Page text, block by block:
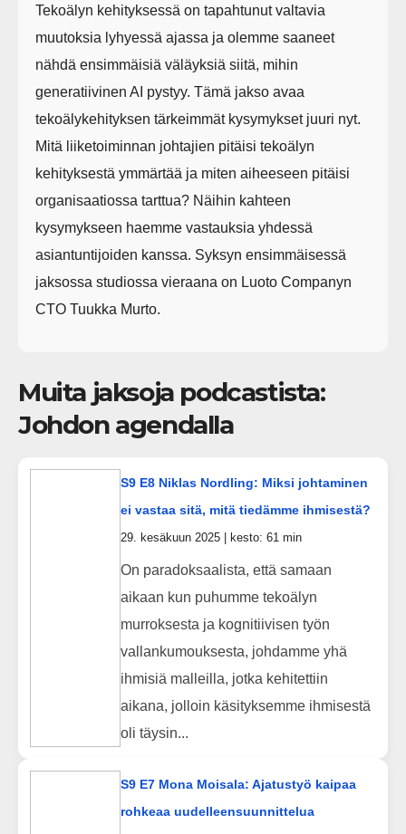
Tekoälyn kehityksessä on tapahtunut valtavia
muutoksia lyhyessä ajassa ja olemme saaneet
nähdä ensimmäisiä väläyksiä siitä, mihin
generatiivinen AI pystyy. Tämä jakso avaa
tekoälykehityksen tärkeimmät kysymykset juuri nyt.
Mitä liiketoiminnan johtajien pitäisi tekoälyn
kehityksestä ymmärtää ja miten aiheeseen pitäisi
organisaatiossa tarttua? Näihin kahteen
kysymykseen haemme vastauksia yhdessä
asiantuntijoiden kanssa. Syksyn ensimmäisessä
jaksossa studiossa vieraana on Luoto Companyn
CTO Tuukka Murto.
Muita jaksoja podcastista:
Johdon agendalla
S9 E8 Niklas Nordling: Miksi johtaminen
ei vastaa sitä, mitä tiedämme ihmisestä?
29. kesäkuun 2025 | kesto: 61 min
On paradoksaalista, että samaan
aikaan kun puhumme tekoälyn
murroksesta ja kognitiivisen työn
vallankumouksesta, johdamme yhä
ihmisiä malleilla, jotka kehitettiin
aikana, jolloin käsityksemme ihmisestä
oli täysin...
S9 E7 Mona Moisala: Ajatustyö kaipaa
rohkeaa uudelleensuunnittelua